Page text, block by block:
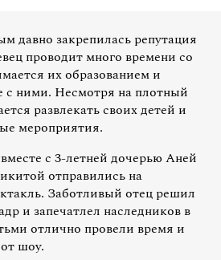
давно закрепилась репутация
проводит много времени со
их образованием и
с ними. Несмотря на плотный
развлекать своих детей и
мероприятия.
с 3-летней дочерью Аней
отправились на
Заботливый отец решил
и запечатлел наследников в
отлично провели время и
шоу.